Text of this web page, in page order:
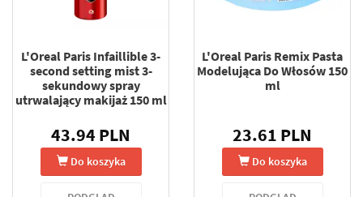
L'Oreal Paris Infaillible 3-
second setting mist 3-
sekundowy spray
utrwalający makijaż 150 ml
43.94 PLN
Do koszyka
L'Oreal Paris Remix Pasta
Modelująca Do Włosów 150
ml
23.61 PLN
Do koszyka